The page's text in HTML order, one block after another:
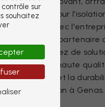
indéniables pour
à Genas. Avec
SFPI comme partenaire
bénéficierez de
produits de haute
performance et la
d'isolation à Genas.
sur
souhaitez